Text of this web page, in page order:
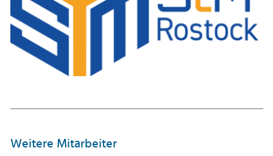
Weitere Mitarbeiter